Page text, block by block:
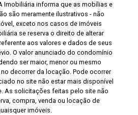
Imobiliária informa que as mobílias e
são meramente ilustrativos - não
exceto nos casos de imóveis
se reserva o direito de alterar
aos valores e dados de seus
O valor anunciado do condomínio
ser maior, menor ou mesmo
decorrer da locação. Pode ocorrer
no site não estar mais disponível
As solicitações feitas pelo site não
compra, venda ou locação de
imóveis.